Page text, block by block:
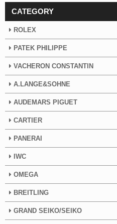
CATEGORY
ROLEX
PATEK PHILIPPE
VACHERON CONSTANTIN
A.LANGE&SOHNE
AUDEMARS PIGUET
CARTIER
PANERAI
IWC
OMEGA
BREITLING
GRAND SEIKO/SEIKO